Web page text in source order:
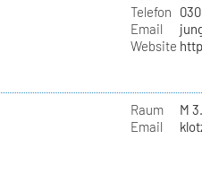
Telefon
Email
Website
Raum
M
Email